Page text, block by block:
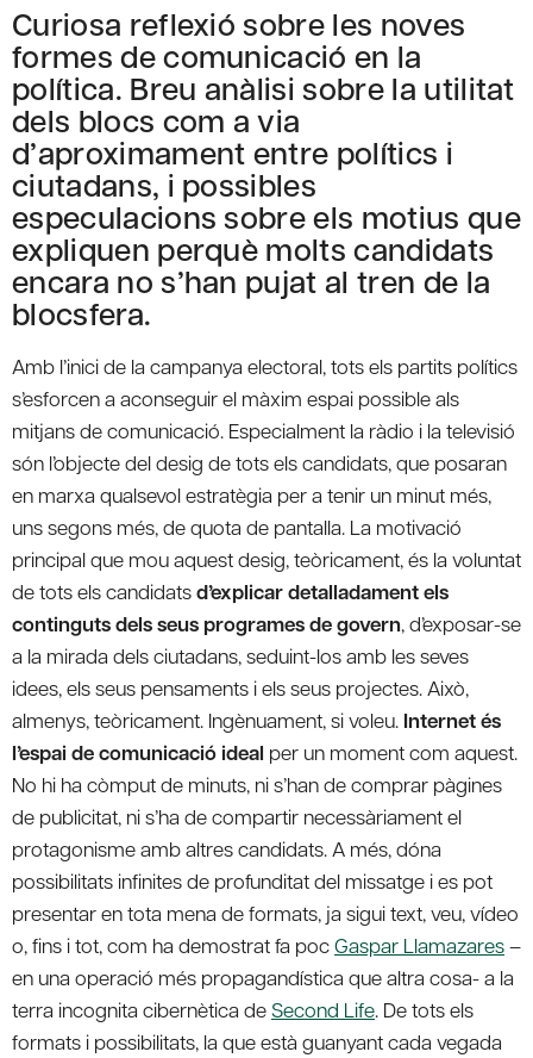
Curiosa reflexió sobre les noves
formes de comunicació en la
política. Breu anàlisi sobre la utilitat
dels blocs com a via
d’aproximament entre polítics i
ciutadans, i possibles
especulacions sobre els motius que
expliquen perquè molts candidats
encara no s’han pujat al tren de la
blocsfera.
Amb l’inici de la campanya electoral, tots els partits polítics
s’esforcen a aconseguir el màxim espai possible als
mitjans de comunicació. Especialment la ràdio i la televisió
són l’objecte del desig de tots els candidats, que posaran
en marxa qualsevol estratègia per a tenir un minut més,
uns segons més, de quota de pantalla. La motivació
principal que mou aquest desig, teòricament, és la voluntat
de tots els candidatsd’explicar detalladament els
continguts dels seus programes de govern, d’exposar-se
a la mirada dels ciutadans, seduint-los amb les seves
idees, els seus pensaments i els seus projectes. Això,
almenys, teòricament. Ingènuament, si voleu. Internet és
l’espai de comunicació ideal per un moment com aquest.
No hi ha còmput de minuts, ni s’han de comprar pàgines
de publicitat, ni s’ha de compartir necessàriament el
protagonisme amb altres candidats. A més, dóna
possibilitats infinites de profunditat del missatge i es pot
presentar en tota mena de formats, ja sigui text, veu, vídeo
o, fins i tot, com ha demostrat fa pocGaspar Llamazares–
en una operació més propagandística que altra cosa- a la
terra incognita cibernètica deSecond Life. De tots els
formats i possibilitats, la que està guanyant cada vegada